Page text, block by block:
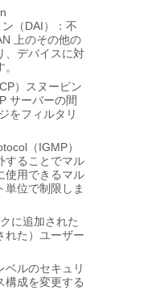
（DAI）：不
上のその他の
、デバイスに対
）スヌーピン
サーバーの間
をフィルタリ
（IGMP）
することでマル
使用できるマル
単位で制限しま
に追加された
れた）ユーザー
ベルのセキュリ
構成を変更する